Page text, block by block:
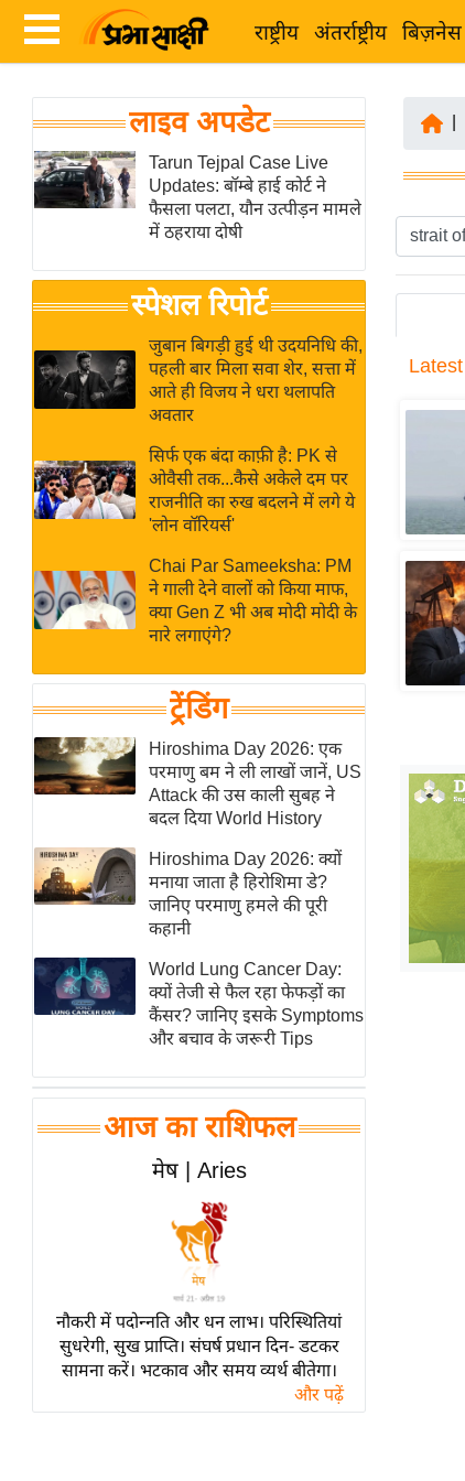
राष्ट्रीय अंतर्राष्ट्रीय बिज़नेस
Latest
News
in
Hindi
News
Live
Breaking
News in
Hindi
Hindi
Videos
ता
ख
ब
राष्ट्रीय
अंतर्राष्ट्रीय
उद्योग
जगत
राय
बजट
IPL
2026
मिसाल बेमिसाल
शख्सियत
यंग इंडिया
साहित्य जगत
ऑटो वर्ल्ड
न्यूज ब्रीफ
मनोरंजन जगत
बॉलीवुड
हॉलीवुड
फिल्म समीक्षा
Breaking
News
लाइफस्टाइल
टेक्नॉलॉजी
घरेलू नुस्खे
फिटनेस मंत्रा
रिलेशनशिप
राजनीति
विश्लेषण
लाइव अपडेट
Tarun Tejpal Case Live
Updates: बॉम्बे हाई कोर्ट ने
फैसला पलटा, यौन उत्पीड़न मामले
में ठहराया दोषी
स्पेशल रिपोर्ट
जुबान बिगड़ी हुई थी उदयनिधि की,
पहली बार मिला सवा शेर, सत्ता में
आते ही विजय ने धरा थलापति
अवतार
सिर्फ एक बंदा काफ़ी है: PK से
ओवैसी तक...कैसे अकेले दम पर
राजनीति का रुख बदलने में लगे ये
'लोन वॉरियर्स'
Chai Par Sameeksha: PM
ने गाली देने वालों को किया माफ,
क्या Gen Z भी अब मोदी मोदी के
नारे लगाएंगे?
ट्रेंडिंग
Hiroshima Day 2026: एक
परमाणु बम ने ली लाखों जानें, US
Attack की उस काली सुबह ने
बदल दिया World History
Hiroshima Day 2026: क्यों
मनाया जाता है हिरोशिमा डे?
जानिए परमाणु हमले की पूरी
कहानी
World Lung Cancer Day:
क्यों तेजी से फैल रहा फेफड़ों का
कैंसर? जानिए इसके Symptoms
और बचाव के जरूरी Tips
आज का राशिफल
मेष | Aries
नौकरी में पदोन्नति और धन लाभ। परिस्थितियां
सुधरेगी, सुख प्राप्ति। संघर्ष प्रधान दिन- डटकर
सामना करें। भटकाव और समय व्यर्थ बीतेगा।
और पढ़ें
Latest